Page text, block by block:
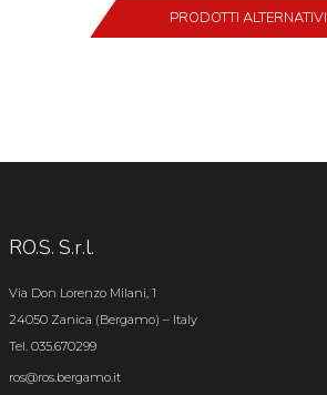
PRODOTTI ALTERNATIVI
RO.S. S.r.l.
Via Don Lorenzo Milani, 1
24050 Zanica (Bergamo) – Italy
Tel. 035.670299
ros@ros.bergamo.it